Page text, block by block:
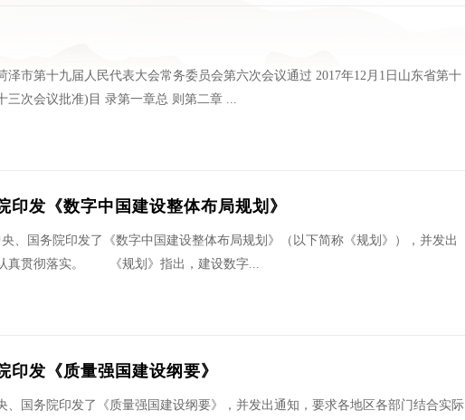
泽市第十九届人民代表大会常务委员会第六次会议通过 2017年12月1日山东省第十
次会议批准)目 录第一章总 则第二章 ...
印发《数字中国建设整体布局规划》
、国务院印发了《数字中国建设整体布局规划》（以下简称《规划》），并发出
真贯彻落实。 《规划》指出，建设数字...
发《质量强国建设纲要》
、国务院印发了《质量强国建设纲要》，并发出通知，要求各地区各部门结合实际